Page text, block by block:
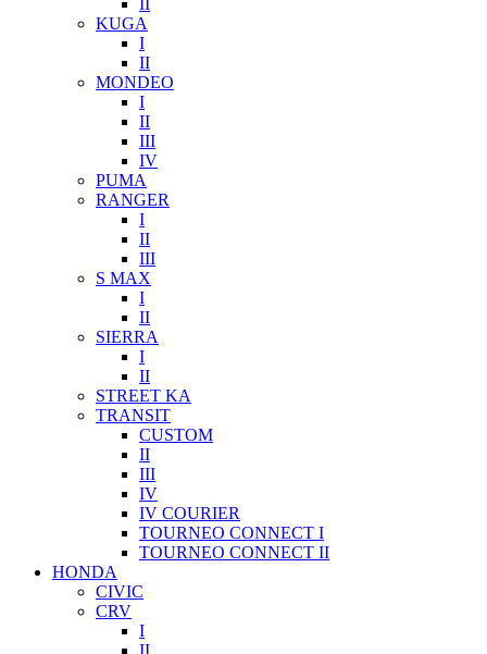
II
KUGA
I
II
MONDEO
I
II
III
IV
PUMA
RANGER
I
II
III
S MAX
I
II
SIERRA
I
II
STREET KA
TRANSIT
CUSTOM
II
III
IV
IV COURIER
TOURNEO CONNECT I
TOURNEO CONNECT II
HONDA
CIVIC
CRV
I
II